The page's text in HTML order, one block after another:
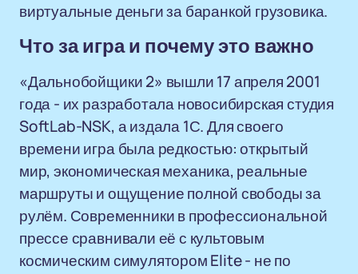
виртуальные деньги за баранкой грузовика.
Что за игра и почему это важно
«Дальнобойщики 2» вышли 17 апреля 2001
года - их разработала новосибирская студия
SoftLab-NSK, а издала 1С. Для своего
времени игра была редкостью: открытый
мир, экономическая механика, реальные
маршруты и ощущение полной свободы за
рулём. Современники в профессиональной
прессе сравнивали её с культовым
космическим симулятором Elite - не по